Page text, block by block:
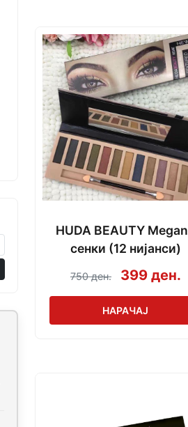
HUDA BEAUTY
сенки (12 нијанси)
750 ден. 399 ден.
НАРАЧАЈ